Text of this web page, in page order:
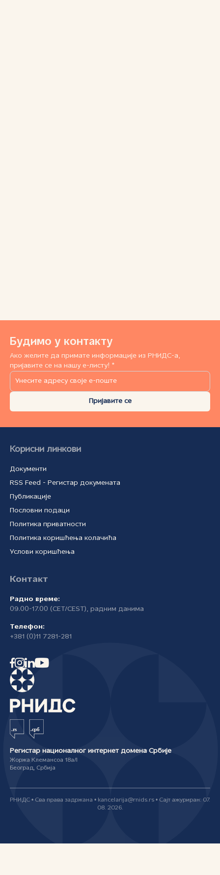
Будимо у контакту
Ако желите да примате информације из РНИДС-а,
пријавите се на нашу е-листу! *
Пријавите се
Корисни линкови
Документи
RSS Feed - Регистар докумената
Публикације
Пословни подаци
Политика приватности
Политика коришћења колачића
Услови коришћења
Контакт
Радно време:
09.00-17.00 (CET/CEST), радним данима
Телефон:
+381 (0)11 7281-281
Регистар националног интернет домена Србије
Жоржа Клемансоа 18а/I
Београд, Србија
РНИДС • Сва права задржана • kancelarija@rnids.rs • Сајт ажуриран: 07.
08. 2026.